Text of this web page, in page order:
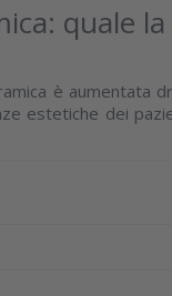
quale
è aumentata
estetiche dei